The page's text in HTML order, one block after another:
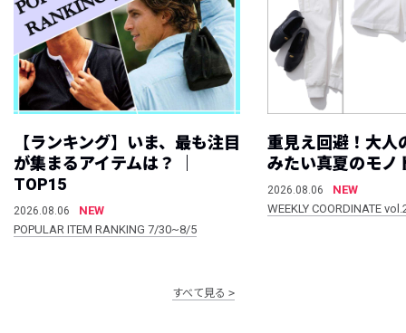
【ランキング】いま、最も注目
が集まるアイテムは？ ｜
TOP15
2026.08.06
NEW
POPULAR ITEM RANKING 7/30~8/5
重見え回避！大人
みたい真夏のモノ
2026.08.06
NEW
WEEKLY COORDINATE
すべて見る